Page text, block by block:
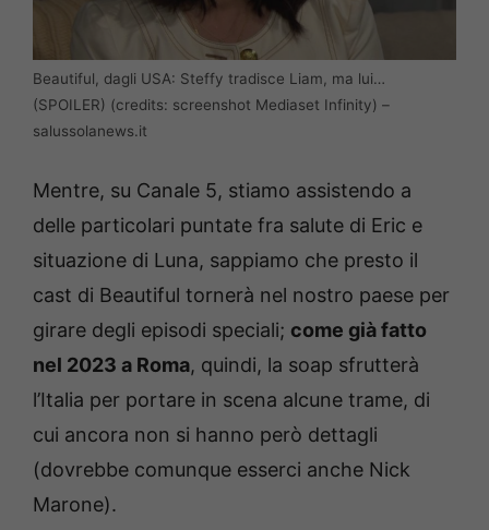
Beautiful, dagli USA: Steffy tradisce Liam, ma lui…
(SPOILER) (credits: screenshot Mediaset Infinity) –
salussolanews.it
Mentre, su Canale 5, stiamo assistendo a
delle particolari puntate fra salute di Eric e
situazione di Luna, sappiamo che presto il
cast di Beautiful tornerà nel nostro paese per
girare degli episodi speciali; come già fatto
nel 2023 a Roma, quindi, la soap sfrutterà
l’Italia per portare in scena alcune trame, di
cui ancora non si hanno però dettagli
(dovrebbe comunque esserci anche Nick
Marone).